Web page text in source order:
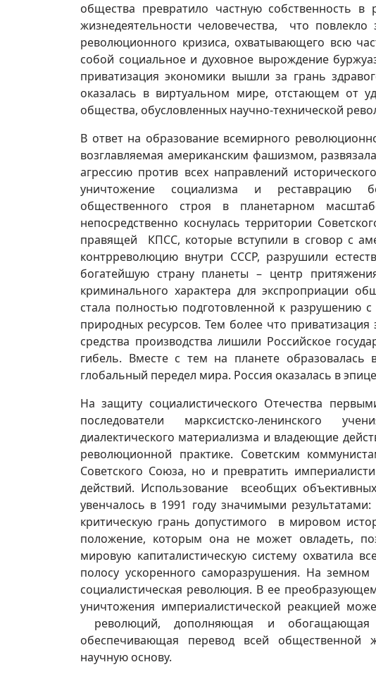
общества превратило частную собственность
жизнедеятельности человечества, что
революционного кризиса, охватывающего всю
собой социальное и духовное вырождение
приватизация экономики вышли за грань
оказалась в виртуальном мире, отстающем от
общества, обусловленных научно-технической
В ответ на образование всемирного
возглавляемая американским фашизмом,
агрессию против всех направлений
уничтожение социализма и реставрацию
общественного строя в планетарном
непосредственно коснулась территории
правящей КПСС, которые вступили в сговор с
контрреволюцию внутри СССР, разрушили
богатейшую страну планеты – центр
криминального характера для экспроприации
стала полностью подготовленной к разрушению
природных ресурсов. Тем более что
средства производства лишили Российское
гибель. Вместе с тем на планете образовалась
глобальный передел мира. Россия оказалась в
На защиту социалистического Отечества
последователи марксистско-ленинского
диалектического материализма и владеющие
революционной практике. Советским
Советского Союза, но и превратить
действий. Использование всеобщих
увенчалось в 1991 году значимыми
критическую грань допустимого в мировом
положение, которым она не может овладеть,
мировую капиталистическую систему охватила
полосу ускоренного саморазрушения. На
социалистическая революция. В ее
уничтожения империалистической реакцией
революций, дополняющая и обогащающая
обеспечивающая перевод всей общественной
научную основу.